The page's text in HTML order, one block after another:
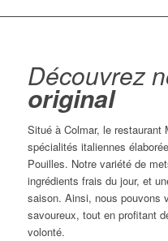
Découvrez
original
Situé à Colmar, le restaurant
spécialités italiennes
Pouilles. Notre variété de
ingrédients frais du jour, et
saison. Ainsi, nous pouvons
savoureux, tout en profitant
volonté.